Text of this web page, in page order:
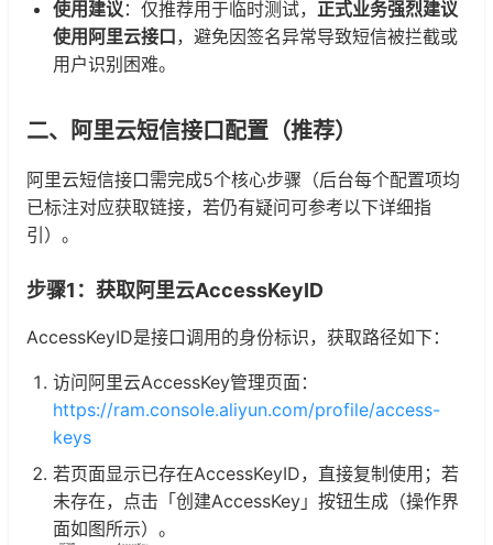
使用建议：仅推荐用于临时测试， 正式业务强烈建议
使用阿里云接口，避免因签名异常导致短信被拦截或
用户识别困难。
二、阿里云短信接口配置（推荐）
阿里云短信接口需完成5个核心步骤（后台每个配置项均
已标注对应获取链接，若仍有疑问可参考以下详细指
引）。
步骤1：获取阿里云AccessKeyID
AccessKeyID是接口调用的身份标识，获取路径如下：
访问阿里云AccessKey管理页面：
https://ram.console.aliyun.com/profile/access-
keys
若页面显示已存在AccessKeyID，直接复制使用；若
未存在，点击「创建AccessKey」按钮生成（操作界
面如图所示）。